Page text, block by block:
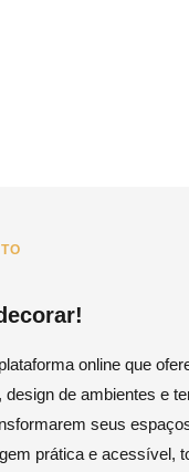
online que
design de ambientes e
seus
prática e acessível,